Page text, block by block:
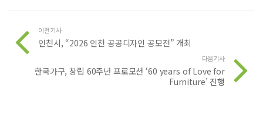
이전기사
인천시, “2026 인천 공공디자인 공모전” 개최
다음기사
한국가구, 창립 60주년 프로모션 ‘60 years of Love for
Furniture’ 진행